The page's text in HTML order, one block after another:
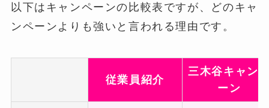
以下はキャンペーンの比較表ですが、どのキャ
ンペーンよりも強いと言われる理由です。
従業員紹介
三木谷キャン
ーン